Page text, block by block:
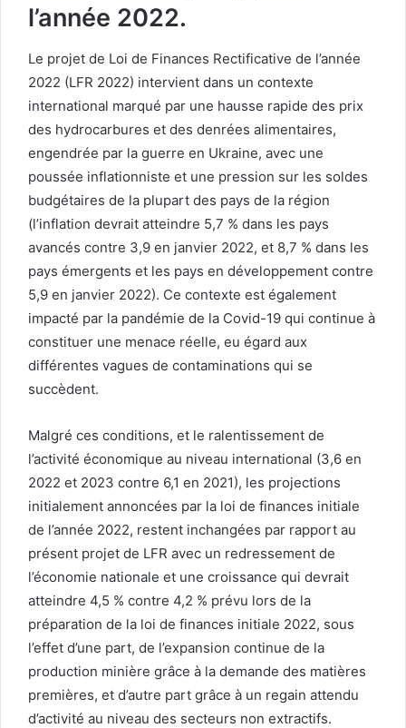
l’année 2022.
Le projet de Loi de Finances Rectificative de l’année
2022 (LFR 2022) intervient dans un contexte
international marqué par une hausse rapide des prix
des hydrocarbures et des denrées alimentaires,
engendrée par la guerre en Ukraine, avec une
poussée inflationniste et une pression sur les soldes
budgétaires de la plupart des pays de la région
(l’inflation devrait atteindre 5,7 % dans les pays
avancés contre 3,9 en janvier 2022, et 8,7 % dans les
pays émergents et les pays en développement contre
5,9 en janvier 2022). Ce contexte est également
impacté par la pandémie de la Covid-19 qui continue à
constituer une menace réelle, eu égard aux
différentes vagues de contaminations qui se
succèdent.
Malgré ces conditions, et le ralentissement de
l’activité économique au niveau international (3,6 en
2022 et 2023 contre 6,1 en 2021), les projections
initialement annoncées par la loi de finances initiale
de l’année 2022, restent inchangées par rapport au
présent projet de LFR avec un redressement de
l’économie nationale et une croissance qui devrait
atteindre 4,5 % contre 4,2 % prévu lors de la
préparation de la loi de finances initiale 2022, sous
l’effet d’une part, de l’expansion continue de la
production minière grâce à la demande des matières
premières, et d’autre part grâce à un regain attendu
d’activité au niveau des secteurs non extractifs.